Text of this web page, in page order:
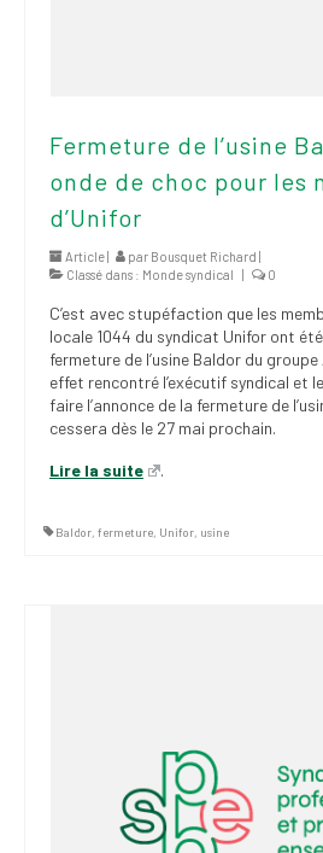
Fermeture de l’usine
onde de choc pour les
d’Unifor
Article | par Bousquet Richard |
Classé dans : Monde syndical | 0
C’est avec stupéfaction que les
locale 1044 du syndicat Unifor ont
fermeture de l’usine Baldor du
effet rencontré l’exécutif syndical et
faire l’annonce de la fermeture de
cessera dès le 27 mai prochain.
Lire la suite .
Baldor, fermeture, Unifor, usine